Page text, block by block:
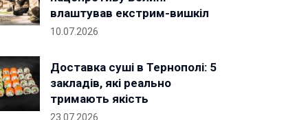
влаштував екстрим-вишкіл
10.07.2026
Доставка суші в Тернополі: 5
закладів, які реально
тримають якість
23.07.2026